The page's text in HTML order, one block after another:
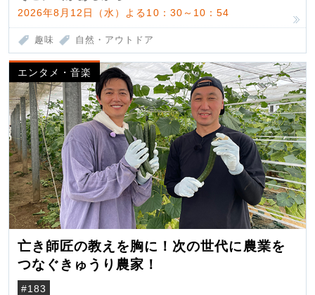
2026年8月12日（水）よる10：30～10：54
趣味 自然・アウトドア
エンタメ・音楽
亡き師匠の教えを胸に！次の世代に農業を
つなぐきゅうり農家！
#183